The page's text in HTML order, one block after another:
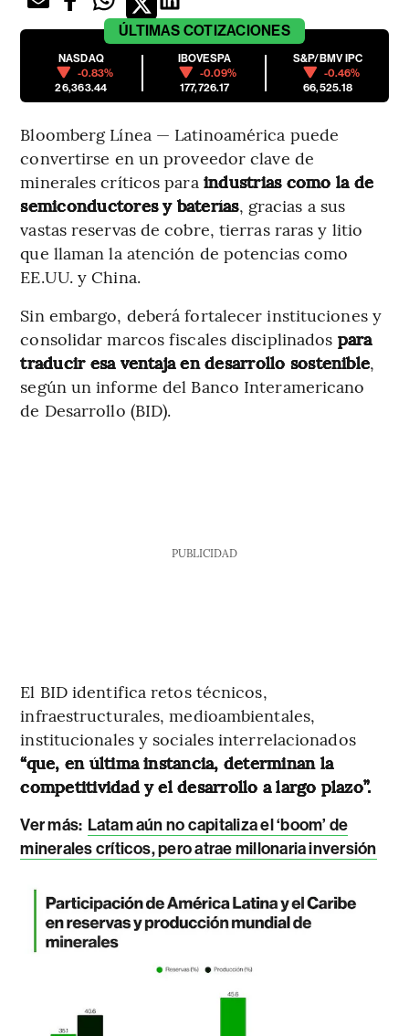
ÚLTIMAS COTIZACIONES
NASDAQ
-0.83%
26,363.44
IBOVESPA
-0.09%
177,726.17
S&P/BMV IPC
-0.46%
66,525.18
Bloomberg Línea — Latinoamérica puede
convertirse en un proveedor clave de
minerales críticos para industrias como la de
semiconductores y baterías, gracias a sus
vastas reservas de cobre, tierras raras y litio
que llaman la atención de potencias como
EE.UU. y China.
Sin embargo, deberá fortalecer instituciones y
consolidar marcos fiscales disciplinados para
traducir esa ventaja en desarrollo sostenible,
según un informe del Banco Interamericano
de Desarrollo (BID).
PUBLICIDAD
El BID identifica retos técnicos,
infraestructurales, medioambientales,
institucionales y sociales interrelacionados
“que, en última instancia, determinan la
competitividad y el desarrollo a largo plazo”.
Ver más: Latam aún no capitaliza el ‘boom’ de
minerales críticos, pero atrae millonaria inversión